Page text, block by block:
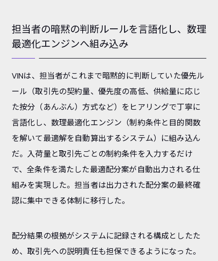
担当者の暗黙の判断ルールを言語化し、数理
最適化エンジンへ組み込み
VINは、担当者がこれまで暗黙的に判断していた優先ル
ール（取引先の契約量、優先度の高低、供給量に応じ
た按分（あんぶん）方式など）をヒアリングで丁寧に
言語化し、数理最適化エンジン（制約条件と目的関数
を解いて最適解を自動算出するシステム）に組み込ん
だ。入荷量と取引先ごとの制約条件を入力するだけ
で、全条件を満たした最適配分案が自動出力される仕
組みを実現した。担当者は出力された配分案の最終確
認に集中できる体制に移行した。
配分結果の根拠がシステムに記録される構成としたた
め、取引先への説明責任も担保できるようになった。